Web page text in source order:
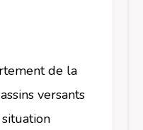
de la
versants